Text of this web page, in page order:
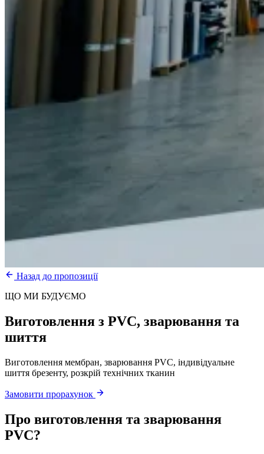
Назад до пропозиції
ЩО МИ БУДУЄМО
Виготовлення з PVC, зварювання та
шиття
Виготовлення мембран, зварювання PVC, індивідуальне
шиття брезенту, розкрій технічних тканин
Замовити прорахунок
Про виготовлення та зварювання
PVC?